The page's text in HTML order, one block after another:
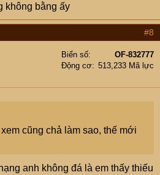
không bằng ấy
#8
Biển số
OF-832777
Động cơ
513,233 Mã lực
cũng chả làm sao, thế mới
anh không đá là em thấy thiếu